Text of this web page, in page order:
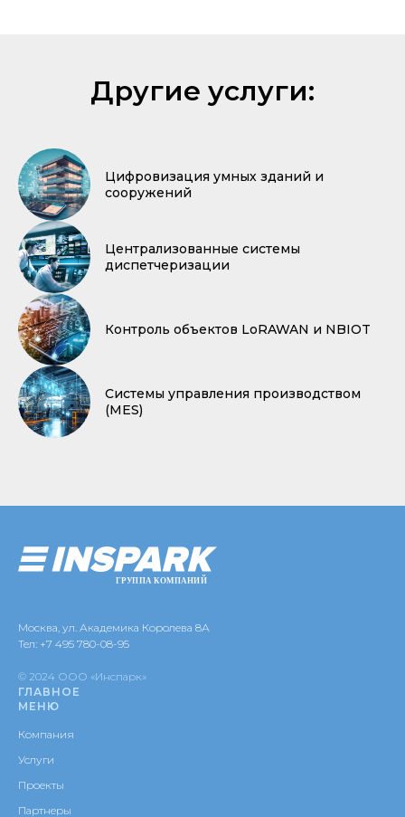
Другие услуги:
Цифровизация умных зданий и
сооружений
Централизованные системы
диспетчеризации
Контроль объектов LoRAWAN и NBIOT
Системы управления производством
(MES)
Москва, ул. Академика Королева 8А
Тел: +7 495 780-08-95
© 2024 ООО «Инспарк»
ГЛАВНОЕ
МЕНЮ
Компания
Услуги
Проекты
Партнеры